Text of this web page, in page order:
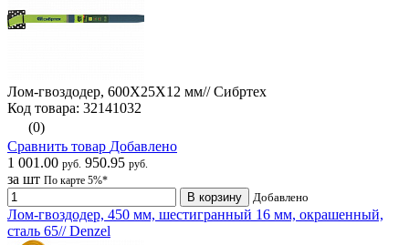
Лом-гвоздодер, 600X25X12 мм// Сибртех
Код товара: 32141032
(0)
Сравнить товар Добавлено
1 001.00 руб. 950.95 руб.
за шт По карте 5%*
В корзину Добавлено
Лом-гвоздодер, 450 мм, шестигранный 16 мм, окрашенный,
сталь 65// Denzel